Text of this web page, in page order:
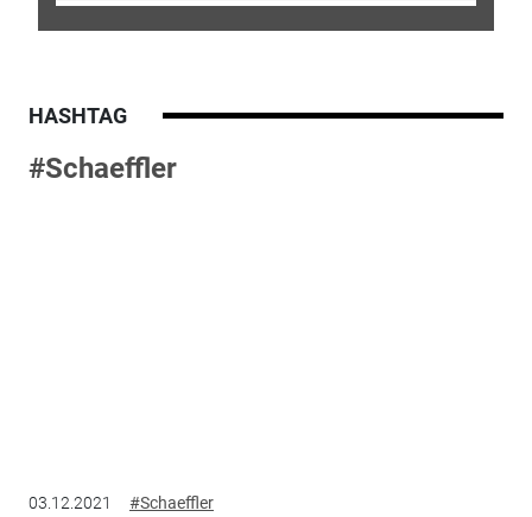
HASHTAG
#Schaeffler
03.12.2021 #Schaeffler